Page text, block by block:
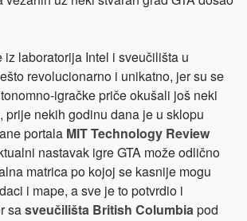
iz laboratorija Intel i sveučilišta u
revolucionarno i unikatno, jer su se
igračke priče okušali još neki
prije nekih godinu dana je u sklopu
portala MIT Technology Review
nastavak igre GTA može odlično
matrica po kojoj se kasnije mogu
i mape, a sve je to potvrdio i
sasveučilišta British Columbiapod